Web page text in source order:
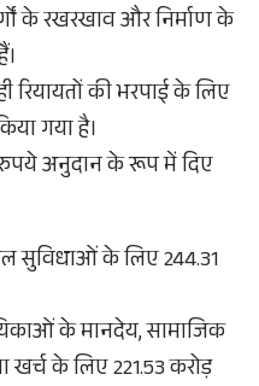
के रखरखाव और निर्माण के
रियायतों की भरपाई के लिए
गया है।
रुपये अनुदान के रूप में दिए
सुविधाओं के लिए 244.31
के मानदेय, सामाजिक
के लिए 221.53 करोड़